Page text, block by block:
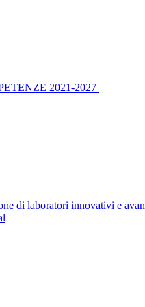
2021-2027
di laboratori innovativi e